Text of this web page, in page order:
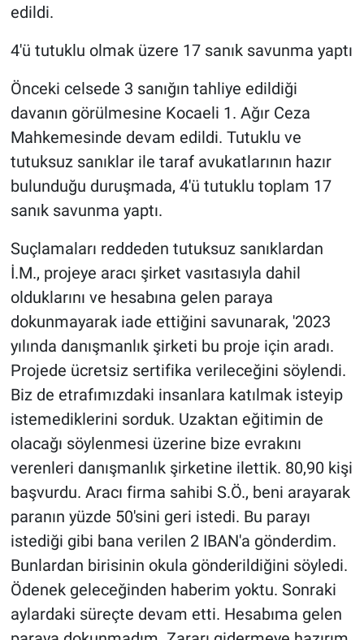
edildi.
4'ü tutuklu olmak üzere 17 sanık savunma yaptı
Önceki celsede 3 sanığın tahliye edildiği
davanın görülmesine Kocaeli 1. Ağır Ceza
Mahkemesinde devam edildi. Tutuklu ve
tutuksuz sanıklar ile taraf avukatlarının hazır
bulunduğu duruşmada, 4'ü tutuklu toplam 17
sanık savunma yaptı.
Suçlamaları reddeden tutuksuz sanıklardan
İ.M., projeye aracı şirket vasıtasıyla dahil
olduklarını ve hesabına gelen paraya
dokunmayarak iade ettiğini savunarak, '2023
yılında danışmanlık şirketi bu proje için aradı.
Projede ücretsiz sertifika verileceğini söylendi.
Biz de etrafımızdaki insanlara katılmak isteyip
istemediklerini sorduk. Uzaktan eğitimin de
olacağı söylenmesi üzerine bize evrakını
verenleri danışmanlık şirketine ilettik. 80,90 kişi
başvurdu. Aracı firma sahibi S.Ö., beni arayarak
paranın yüzde 50'sini geri istedi. Bu parayı
istediği gibi bana verilen 2 IBAN'a gönderdim.
Bunlardan birisinin okula gönderildiğini söyledi.
Ödenek geleceğinden haberim yoktu. Sonraki
aylardaki süreçte devam etti. Hesabıma gelen